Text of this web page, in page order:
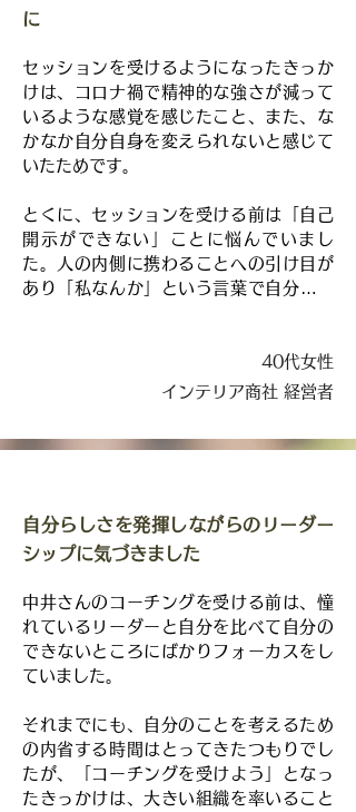
に
セッションを受けるようになったきっか
けは、コロナ禍で精神的な強さが減って
いるような感覚を感じたこと、また、な
かなか自分自身を変えられないと感じて
いたためです。
とくに、セッションを受ける前は「自己
開示ができない」ことに悩んでいまし
た。人の内側に携わることへの引け目が
あり「私なんか」という言葉で自分を守
しかし、コーチングセッションを受けて
「私なんか」と口にするのをやめまし
う感じた時、「自分についてきてくれる
チームに対して無責任な言葉を発してい
自信のなさからメンバーと対話すること
を怖がっていたのですが、今では「ちゃ
んと話をしないと、時間がもったいな
ームメンバーとしっかり向き合えるよう
になりました。
目の前の仕事に追われる毎日の中で、自
40代女性
インテリア商社 経営者
自分らしさを発揮しながらのリーダー
シップに気づきました
中井さんのコーチングを受ける前は、憧
れているリーダーと自分を比べて自分の
できないところにばかりフォーカスをし
ていました。
それまでにも、自分のことを考えるため
の内省する時間はとってきたつもりでし
たが、「コーチングを受けよう」となっ
たきっかけは、大きい組織を率いること